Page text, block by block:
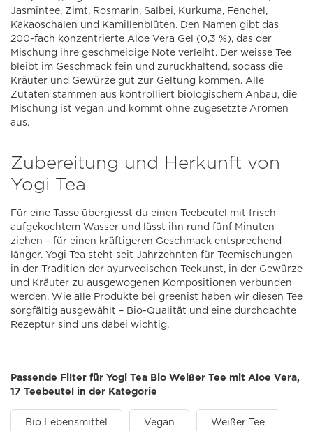
Jasmintee, Zimt, Rosmarin, Salbei, Kurkuma, Fenchel,
Kakaoschalen und Kamillenblüten. Den Namen gibt das
200-fach konzentrierte Aloe Vera Gel (0,3 %), das der
Mischung ihre geschmeidige Note verleiht. Der weisse Tee
bleibt im Geschmack fein und zurückhaltend, sodass die
Kräuter und Gewürze gut zur Geltung kommen. Alle
Zutaten stammen aus kontrolliert biologischem Anbau, die
Mischung ist vegan und kommt ohne zugesetzte Aromen
aus.
Zubereitung und Herkunft von
Yogi Tea
Für eine Tasse übergiesst du einen Teebeutel mit frisch
aufgekochtem Wasser und lässt ihn rund fünf Minuten
ziehen – für einen kräftigeren Geschmack entsprechend
länger. Yogi Tea steht seit Jahrzehnten für Teemischungen
in der Tradition der ayurvedischen Teekunst, in der Gewürze
und Kräuter zu ausgewogenen Kompositionen verbunden
werden. Wie alle Produkte bei greenist haben wir diesen Tee
sorgfältig ausgewählt – Bio-Qualität und eine durchdachte
Rezeptur sind uns dabei wichtig.
Passende Filter für Yogi Tea Bio Weißer Tee mit Aloe Vera,
17 Teebeutel in der Kategorie
Bio Lebensmittel Vegan Weißer Tee